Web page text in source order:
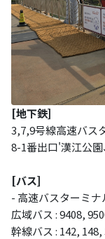
[地下鉄]
3,7,9号線高速バス
8-1番出口'漢江公園
[バス]
- 高速バスターミナ
広域バス : 9408,
幹線バス : 142,